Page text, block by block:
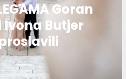
Goran
Butjer